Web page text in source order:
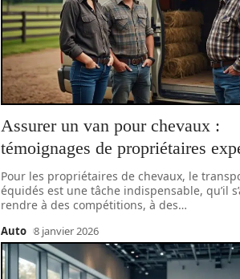
Assurer un van pour chevaux :
témoignages de propriétaires
Pour les propriétaires de chevaux, le
équidés est une tâche indispensable, qu’il
rendre à des compétitions, à des…
Auto 8 janvier 2026